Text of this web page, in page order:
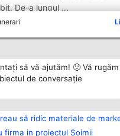
să vă ajutăm! 🙂 Vă rugăm
de conversație
să ridic materiale de
firma in proiectul Șoimii
De-a lungul ...
Plebiscyt
Câștigătorii
Laureaților
Statut
confidențialitate
Contact